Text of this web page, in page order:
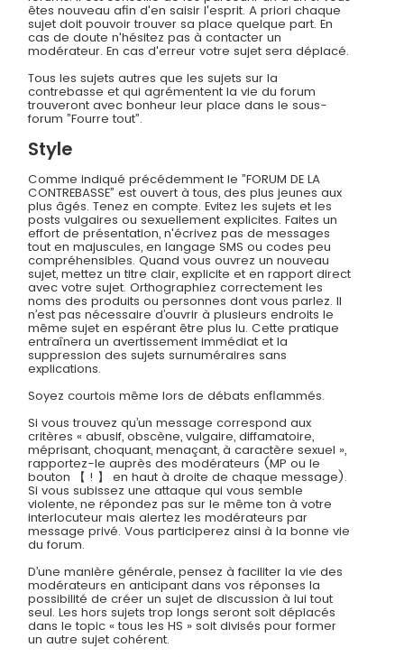
êtes nouveau afin d'en saisir l'esprit. A priori chaque
sujet doit pouvoir trouver sa place quelque part. En
cas de doute n'hésitez pas à contacter un
modérateur. En cas d'erreur votre sujet sera déplacé.
Tous les sujets autres que les sujets sur la
contrebasse et qui agrémentent la vie du forum
trouveront avec bonheur leur place dans le sous-
forum ”Fourre tout”.
Style
Comme indiqué précédemment le ”FORUM DE LA
CONTREBASSE” est ouvert à tous, des plus jeunes aux
plus âgés. Tenez en compte. Evitez les sujets et les
posts vulgaires ou sexuellement explicites. Faites un
effort de présentation, n'écrivez pas de messages
tout en majuscules, en langage SMS ou codes peu
compréhensibles. Quand vous ouvrez un nouveau
sujet, mettez un titre clair, explicite et en rapport direct
avec votre sujet. Orthographiez correctement les
noms des produits ou personnes dont vous parlez. Il
n’est pas nécessaire d’ouvrir à plusieurs endroits le
même sujet en espérant être plus lu. Cette pratique
entraînera un avertissement immédiat et la
suppression des sujets surnuméraires sans
explications.
Soyez courtois même lors de débats enflammés.
Si vous trouvez qu’un message correspond aux
critères « abusif, obscène, vulgaire, diffamatoire,
méprisant, choquant, menaçant, à caractère sexuel »,
rapportez-le auprès des modérateurs (MP ou le
bouton 【 ! 】 en haut à droite de chaque message).
Si vous subissez une attaque qui vous semble
violente, ne répondez pas sur le même ton à votre
interlocuteur mais alertez les modérateurs par
message privé. Vous participerez ainsi à la bonne vie
du forum.
D’une manière générale, pensez à faciliter la vie des
modérateurs en anticipant dans vos réponses la
possibilité de créer un sujet de discussion à lui tout
seul. Les hors sujets trop longs seront soit déplacés
dans le topic « tous les HS » soit divisés pour former
un autre sujet cohérent.